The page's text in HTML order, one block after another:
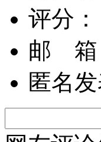
评分：
邮 箱
匿名